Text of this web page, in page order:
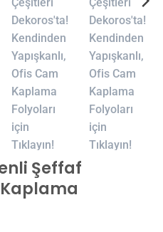
Şeffaf
Kaplama